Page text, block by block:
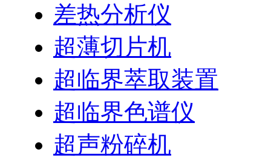
差热分析仪
超薄切片机
超临界萃取装置
超临界色谱仪
超声粉碎机